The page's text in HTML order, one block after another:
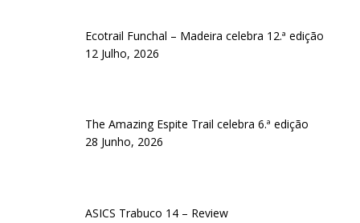
Ecotrail Funchal – Madeira celebra 12.ª edição
12 Julho, 2026
The Amazing Espite Trail celebra 6.ª edição
28 Junho, 2026
ASICS Trabuco 14 – Review